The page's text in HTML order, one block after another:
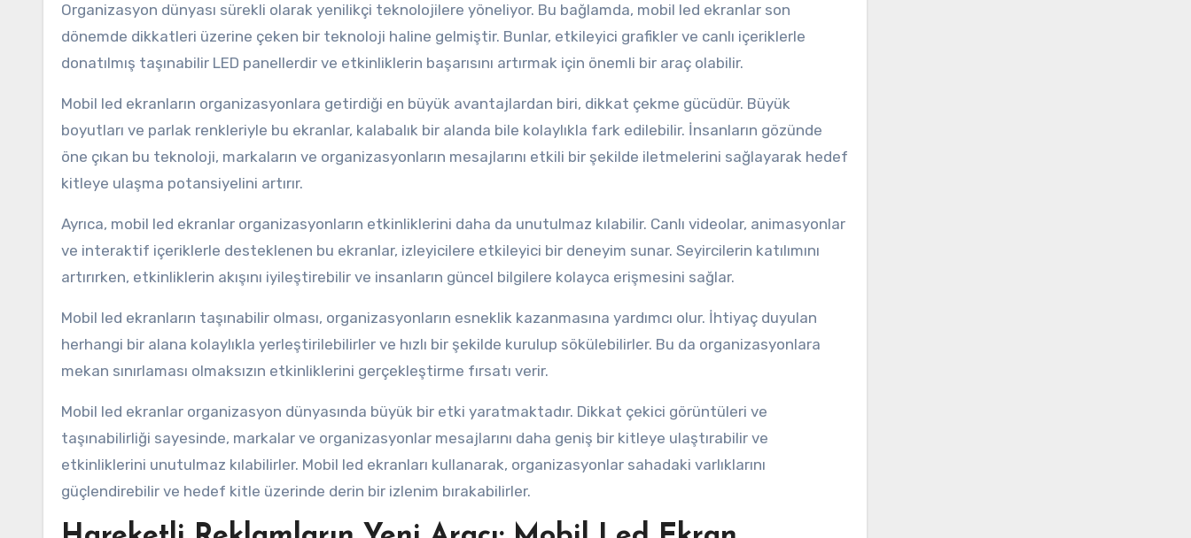
Organizasyon dünyası sürekli olarak yenilikçi teknolojilere yöneliyor. Bu bağlamda, mobil led ekranlar son
dönemde dikkatleri üzerine çeken bir teknoloji haline gelmiştir. Bunlar, etkileyici grafikler ve canlı içeriklerle
donatılmış taşınabilir LED panellerdir ve etkinliklerin başarısını artırmak için önemli bir araç olabilir.
Mobil led ekranların organizasyonlara getirdiği en büyük avantajlardan biri, dikkat çekme gücüdür. Büyük
boyutları ve parlak renkleriyle bu ekranlar, kalabalık bir alanda bile kolaylıkla fark edilebilir. İnsanların gözünde
öne çıkan bu teknoloji, markaların ve organizasyonların mesajlarını etkili bir şekilde iletmelerini sağlayarak hedef
kitleye ulaşma potansiyelini artırır.
Ayrıca, mobil led ekranlar organizasyonların etkinliklerini daha da unutulmaz kılabilir. Canlı videolar, animasyonlar
ve interaktif içeriklerle desteklenen bu ekranlar, izleyicilere etkileyici bir deneyim sunar. Seyircilerin katılımını
artırırken, etkinliklerin akışını iyileştirebilir ve insanların güncel bilgilere kolayca erişmesini sağlar.
Mobil led ekranların taşınabilir olması, organizasyonların esneklik kazanmasına yardımcı olur. İhtiyaç duyulan
herhangi bir alana kolaylıkla yerleştirilebilirler ve hızlı bir şekilde kurulup sökülebilirler. Bu da organizasyonlara
mekan sınırlaması olmaksızın etkinliklerini gerçekleştirme fırsatı verir.
Mobil led ekranlar organizasyon dünyasında büyük bir etki yaratmaktadır. Dikkat çekici görüntüleri ve
taşınabilirliği sayesinde, markalar ve organizasyonlar mesajlarını daha geniş bir kitleye ulaştırabilir ve
etkinliklerini unutulmaz kılabilirler. Mobil led ekranları kullanarak, organizasyonlar sahadaki varlıklarını
güçlendirebilir ve hedef kitle üzerinde derin bir izlenim bırakabilirler.